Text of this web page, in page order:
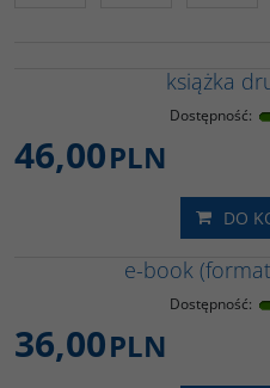
książka
Dostępność:
46,00PLN
DO
e-book
Dostępność:
36,00PLN